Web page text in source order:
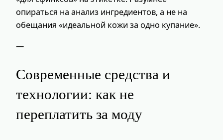
опираться на анализ ингредиентов, а не на
обещания «идеальной кожи за одно купание».
—
Современные средства и
технологии: как не
переплатить за моду